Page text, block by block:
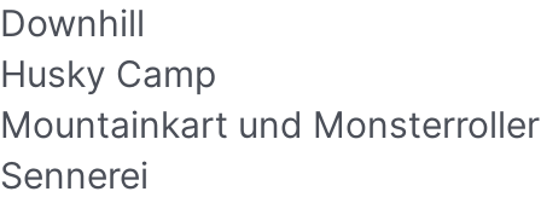
Downhill
Husky Camp
Mountainkart und Monsterroller
Sennerei